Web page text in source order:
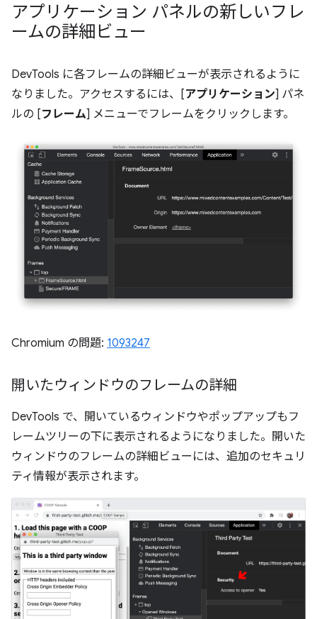
アプリケーション パネルの新しいフレ
ームの詳細ビュー
DevTools に各フレームの詳細ビューが表示されるように
なりました。アクセスするには、[アプリケーション] パネ
ルの [フレーム] メニューでフレームをクリックします。
Chromium の問題: 1093247
開いたウィンドウのフレームの詳細
DevTools で、開いているウィンドウやポップアップもフ
レームツリーの下に表示されるようになりました。開いた
ウィンドウのフレームの詳細ビューには、追加のセキュリ
ティ情報が表示されます。